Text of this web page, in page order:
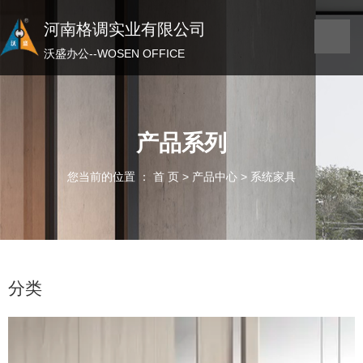
河南格调实业有限公司
沃盛办公——WOSEN OFFICE
河南格调实业有限公司
沃盛办公--WOSEN OFFICE
产品系列
您当前的位置 ： 首 页 > 产品中心 > 系统家具
分类